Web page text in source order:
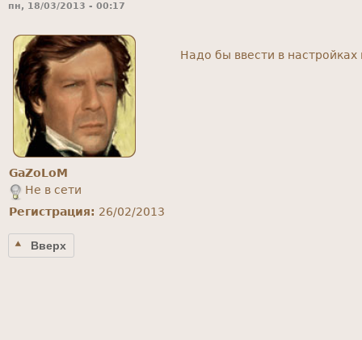
пн, 18/03/2013 - 00:17
GaZoLoM
Не в сети
Регистрация: 26/02/2013
Надо бы ввести в
Вверх